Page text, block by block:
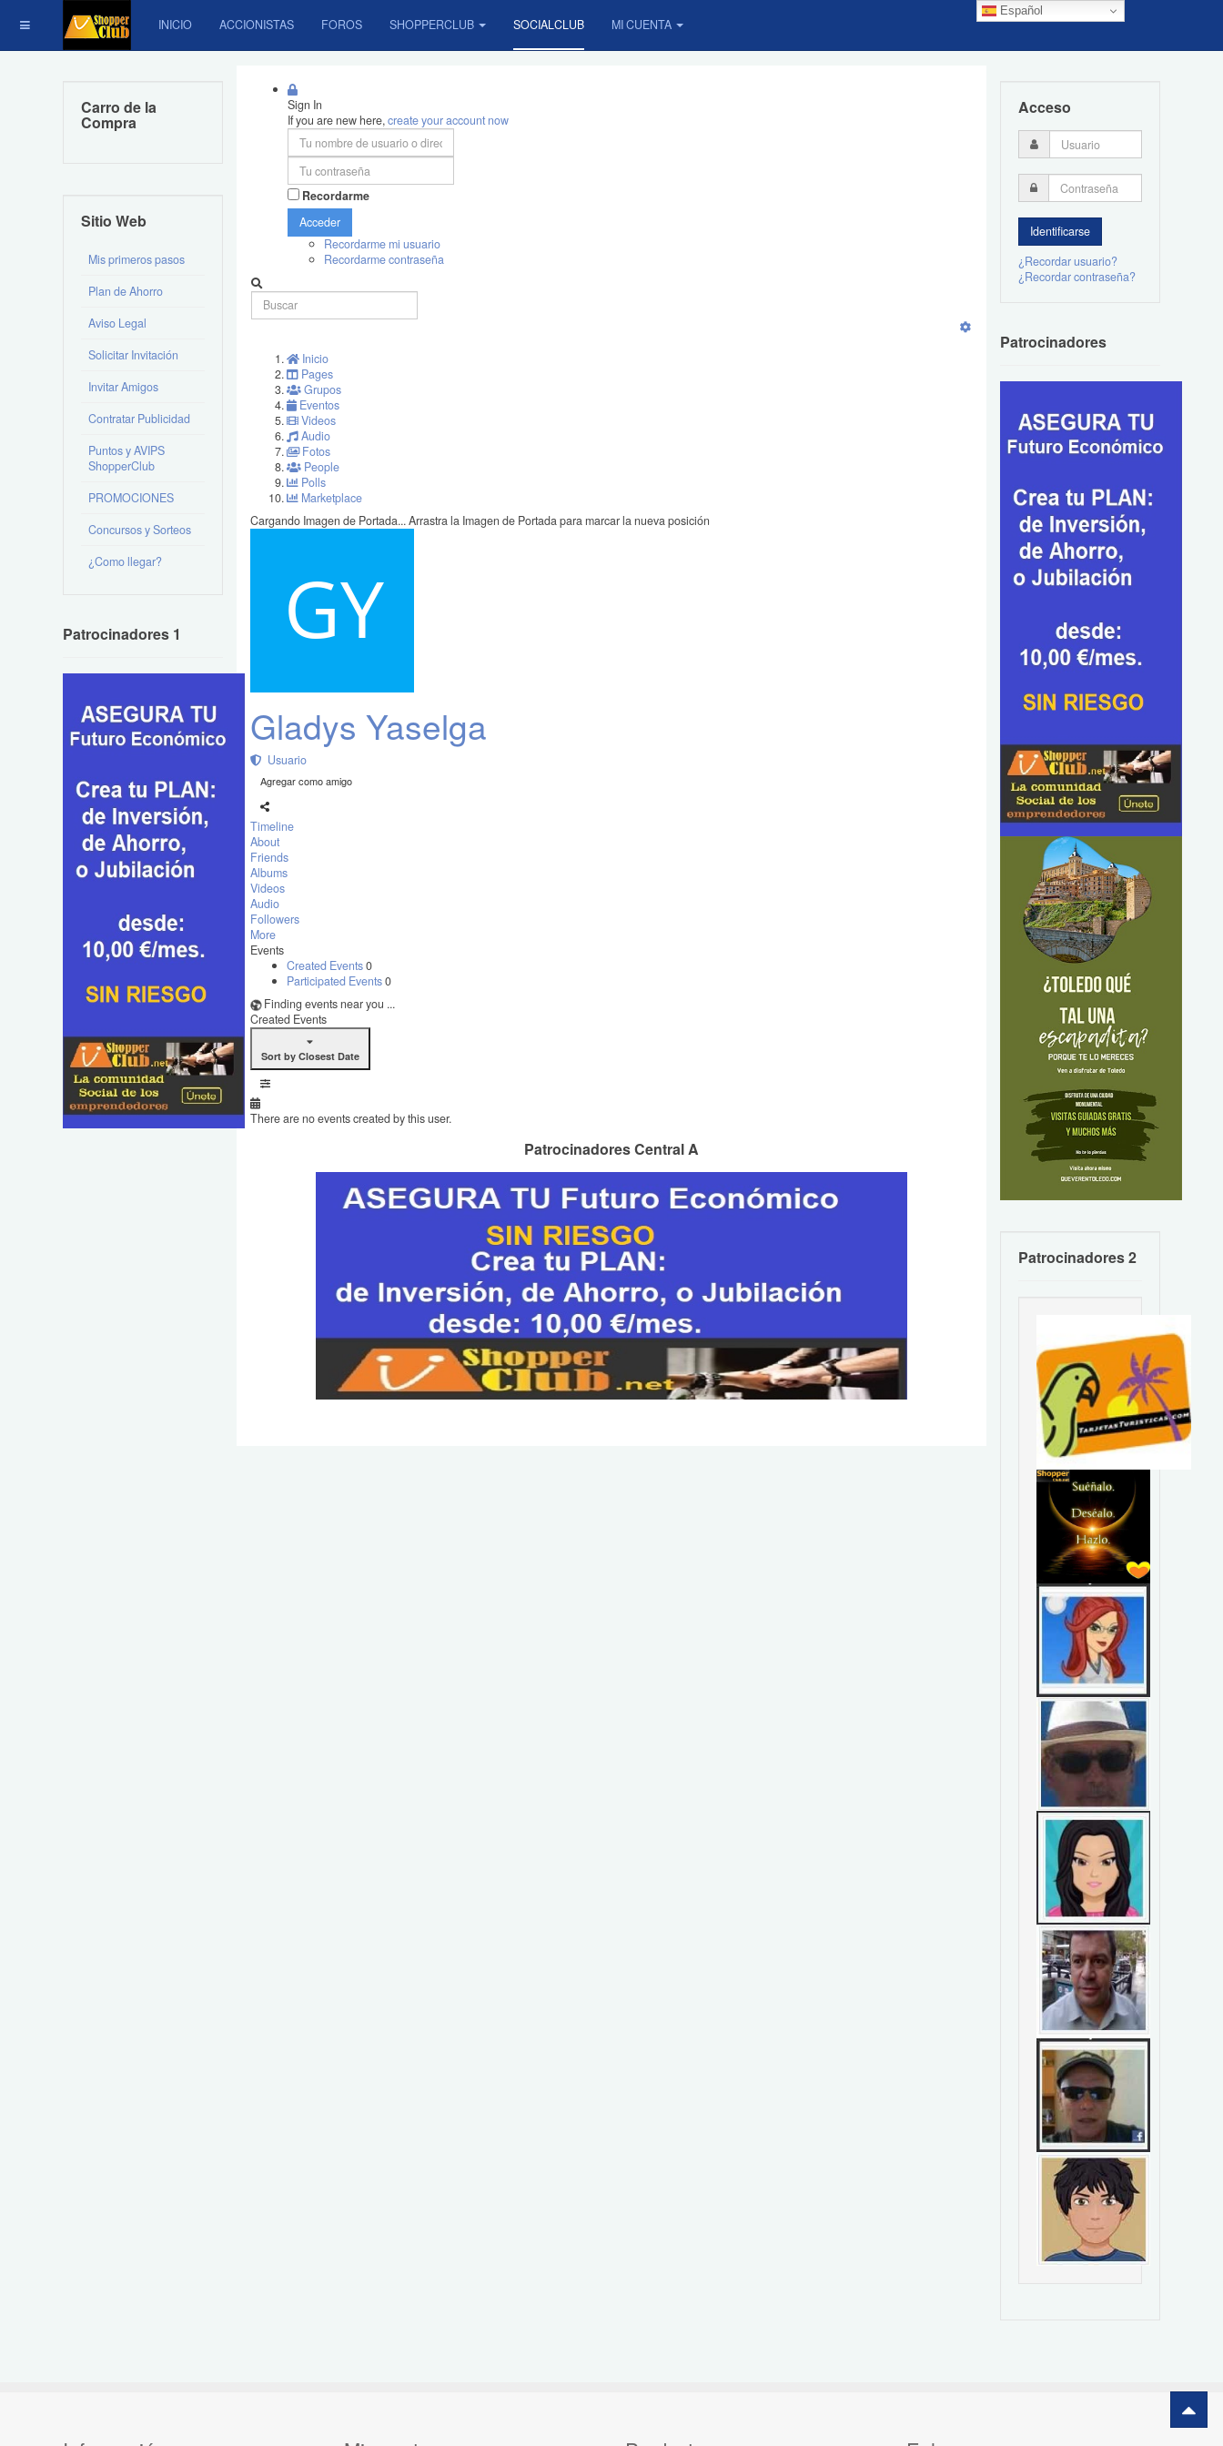
Español
INICIO ACCIONISTAS FOROS SHOPPERCLUB SOCIALCLUB MI CUENTA
Sign In
If you are new here,create your account now
Recordarme
Acceder
Recordarme mi usuario
Recordarme contraseña
Inicio
Pages
Grupos
Eventos
Videos
Audio
Fotos
People
Polls
Marketplace
Cargando Imagen de Portada...Arrastra la Imagen de Portada para marcar la nueva posición
Gladys Yaselga
Usuario
Agregar como amigo
Timeline
About
Friends
Albums
Videos
Audio
Followers
More
Events
Created Events0
Participated Events0
Finding events near you ...
Created Events
Sort by Closest Date
There are no events created by this user.
Patrocinadores Central A
Carro de la
Compra
Sitio Web
Mis primeros pasos
Plan de Ahorro
Aviso Legal
Solicitar Invitación
Invitar Amigos
Contratar Publicidad
Puntos y AVIPS
ShopperClub
PROMOCIONES
Concursos y Sorteos
¿Como llegar?
Patrocinadores 1
Acceso
¿Recordar usuario?
¿Recordar contraseña?
Patrocinadores
Patrocinadores 2